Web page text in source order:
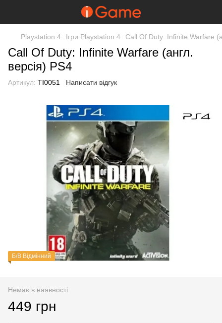
Playstation 4 Ігри Playstation 4 Call Of Duty: Infinite Warfare
Call Of Duty: Infinite Warfare (англ.
версія) PS4
Артикул: TI0051 Написати відгук
Б/В Відмінний
Немає в наявності
449 грн